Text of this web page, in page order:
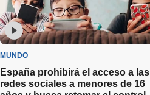
MUNDO
España prohibirá el acceso a las
redes sociales a menores de 16